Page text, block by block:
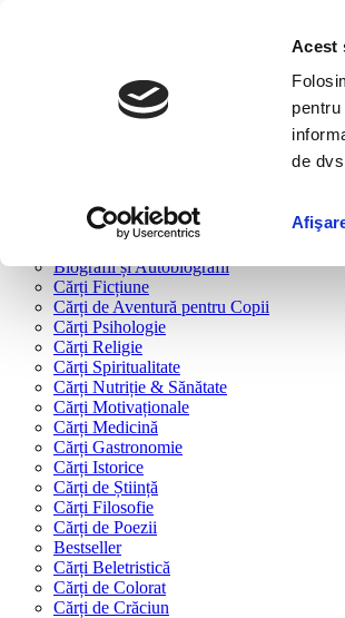
Acest
de
Cărți după tipologie
Cărți Dezvoltare Personală
Cărți Familie & Cuplu
Biografii și Autobiografii
Cărți Ficțiune
Cărți de Aventură pentru Copii
Cărți Psihologie
Cărți Religie
Cărți Spiritualitate
Cărți Nutriție & Sănătate
Cărți Motivaționale
Cărți Medicină
Cărți Gastronomie
Cărți Istorice
Cărți de Știință
Cărți Filosofie
Cărți de Poezii
Bestseller
Cărți Beletristică
Cărți de Colorat
Cărți de Crăciun